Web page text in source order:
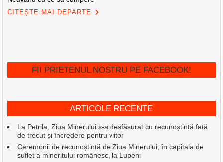
CITEȘTE MAI DEPARTE
FII PRIETENUL NOSTRU PE FACEBOOK!
ARTICOLE RECENTE
La Petrila, Ziua Minerului s-a desfășurat cu recunoștință față
de trecut și încredere pentru viitor
Ceremonii de recunoștință de Ziua Minerului, în capitala de
suflet a mineritului românesc, la Lupeni